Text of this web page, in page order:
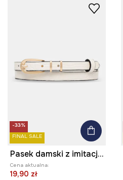
-33%
FINAL SALE
Pasek damski z imitacji skóry
Cena aktualna:
19,90 zł